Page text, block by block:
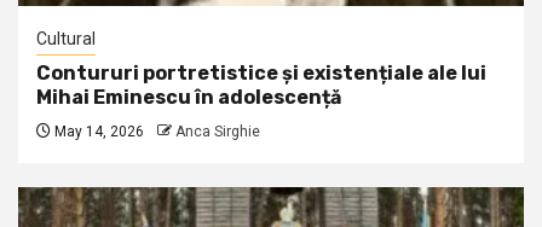
Cultural
Contururi portretistice și existențiale ale lui
Mihai Eminescu în adolescență
May 14, 2026 Anca Sirghie